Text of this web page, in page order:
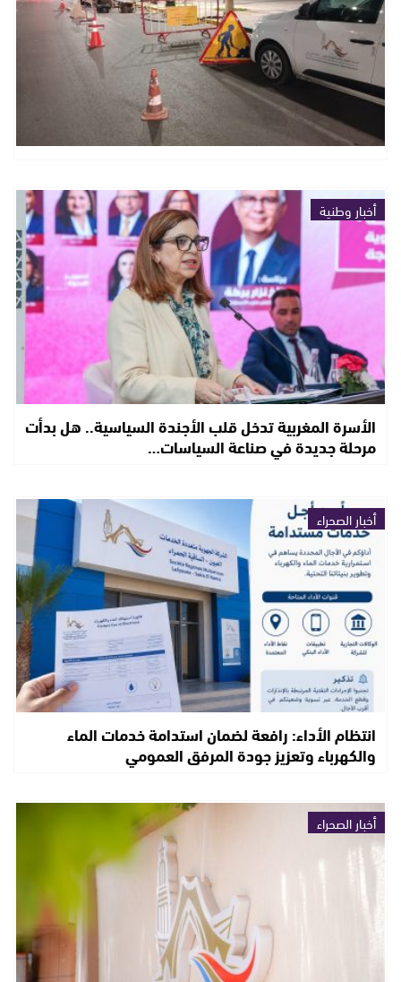
أخبار وطنية
الأسرة المغربية تدخل قلب الأجندة السياسية.. هل بدأت
مرحلة جديدة في صناعة السياسات…
أخبار الصحراء
انتظام الأداء: رافعة لضمان استدامة خدمات الماء
والكهرباء وتعزيز جودة المرفق العمومي
أخبار الصحراء